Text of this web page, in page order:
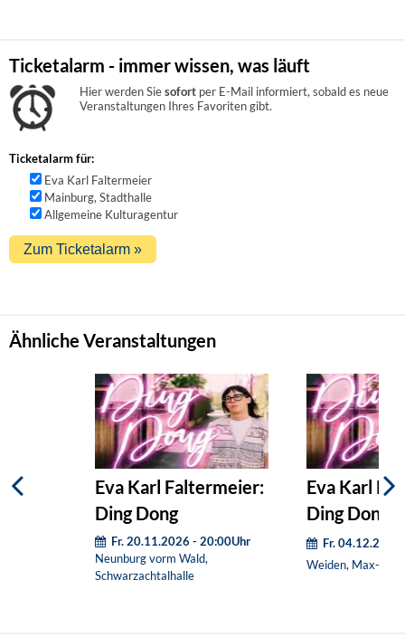
Ticketalarm - immer wissen, was läuft
Hier werden Siesofort per E-Mail informiert, sobald es neue
Veranstaltungen Ihres Favoriten gibt.
Ticketalarm für:
Eva Karl Faltermeier
Mainburg, Stadthalle
Allgemeine Kulturagentur
Ähnliche Veranstaltungen
Eva Karl Faltermeier:
Ding Dong
Fr. 20.11.2026 - 20:00Uhr
Neunburg vorm Wald,
Schwarzachtalhalle
Eva Karl
Ding Dong
Fr.
Weiden, Max-